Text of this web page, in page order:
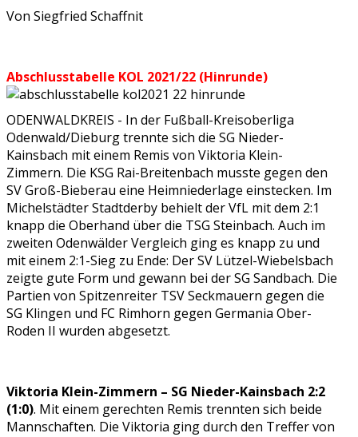
Von Siegfried Schaffnit
Abschlusstabelle KOL 2021/22 (Hinrunde)
ODENWALDKREIS - In der Fußball-Kreisoberliga
Odenwald/Dieburg trennte sich die SG Nieder-
Kainsbach mit einem Remis von Viktoria Klein-
Zimmern. Die KSG Rai-Breitenbach musste gegen den
SV Groß-Bieberau eine Heimniederlage einstecken. Im
Michelstädter Stadtderby behielt der VfL mit dem 2:1
knapp die Oberhand über die TSG Steinbach. Auch im
zweiten Odenwälder Vergleich ging es knapp zu und
mit einem 2:1-Sieg zu Ende: Der SV Lützel-Wiebelsbach
zeigte gute Form und gewann bei der SG Sandbach. Die
Partien von Spitzenreiter TSV Seckmauern gegen die
SG Klingen und FC Rimhorn gegen Germania Ober-
Roden II wurden abgesetzt.
Viktoria Klein-Zimmern – SG Nieder-Kainsbach 2:2
(1:0). Mit einem gerechten Remis trennten sich beide
Mannschaften. Die Viktoria ging durch den Treffer von